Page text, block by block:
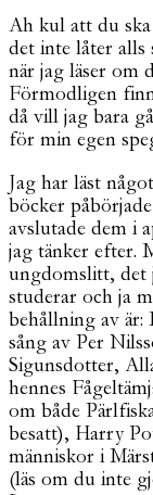
Ah kul att du ska
det inte låter alls
när jag läser om
Förmodligen
då vill jag bara
för min egen
Jag har läst
böcker
avslutade dem i
jag tänker efter.
ungdomslitt, det
studerar och ja
behållning av är:
sång av Per
Sigunsdotter,
hennes
om både
besatt), Harry
människor i
(läs om du inte